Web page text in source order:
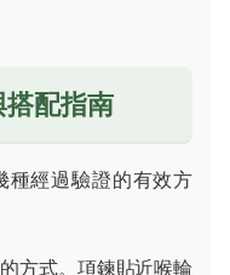
配指南
種經過驗證的有效方
方式。項鍊貼近喉輪